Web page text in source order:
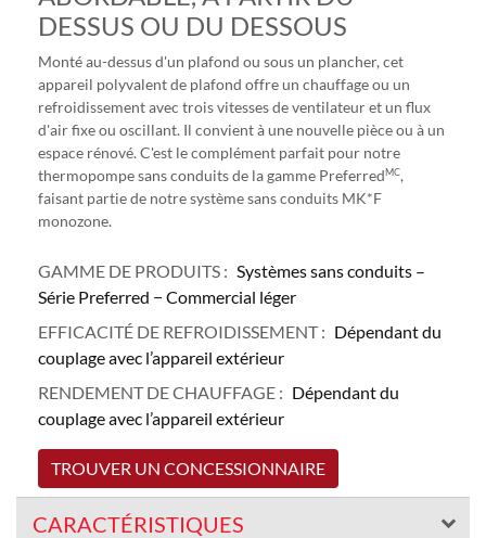
DESSUS OU DU DESSOUS
Monté au-dessus d'un plafond ou sous un plancher, cet
appareil polyvalent de plafond offre un chauffage ou un
refroidissement avec trois vitesses de ventilateur et un flux
d'air fixe ou oscillant. Il convient à une nouvelle pièce ou à un
espace rénové. C'est le complément parfait pour notre
thermopompe sans conduits de la gamme PreferredMC,
faisant partie de notre système sans conduits MK*F
monozone.
GAMME DE PRODUITS : Systèmes sans conduits –
Série Preferred − Commercial léger
EFFICACITÉ DE REFROIDISSEMENT : Dépendant du
couplage avec l’appareil extérieur
RENDEMENT DE CHAUFFAGE : Dépendant du
couplage avec l’appareil extérieur
TROUVER UN CONCESSIONNAIRE
CARACTÉRISTIQUES